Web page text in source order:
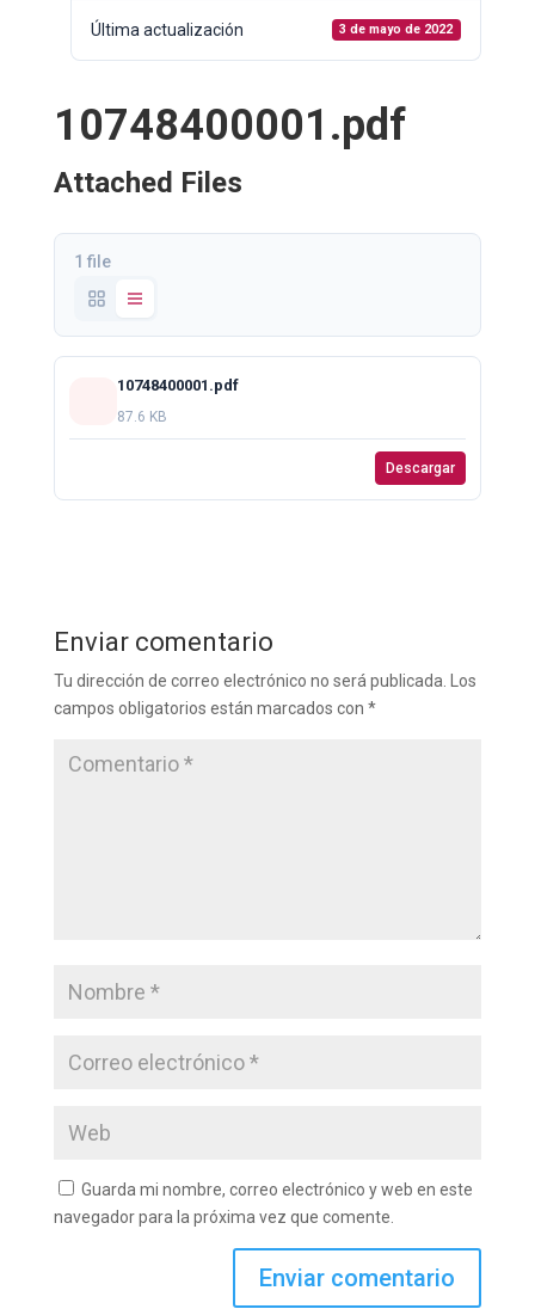
Última actualización 3 de mayo de 2022
10748400001.pdf
Attached Files
1 file
10748400001.pdf
87.6 KB
Descargar
Enviar comentario
Tu dirección de correo electrónico no será publicada.
Los
campos obligatorios están marcados con *
Guarda mi nombre, correo electrónico y web en este
navegador para la próxima vez que comente.